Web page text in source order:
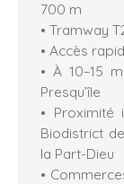
700 m
• Tramway
• Accès
• À 10–15
Presqu’île
• Proximité
Biodistrict
la Part-Dieu
•